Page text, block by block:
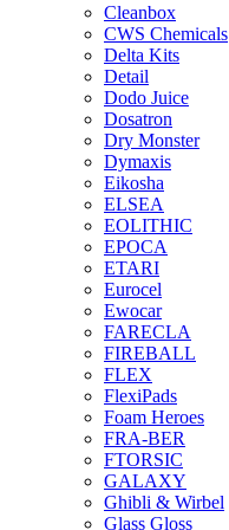
Cleanbox
CWS Chemicals
Delta Kits
Detail
Dodo Juice
Dosatron
Dry Monster
Dymaxis
Eikosha
ELSEA
EOLITHIC
EPOCA
ETARI
Eurocel
Ewocar
FARECLA
FIREBALL
FLEX
FlexiPads
Foam Heroes
FRA-BER
FTORSIC
GALAXY
Ghibli & Wirbel
Glass Gloss